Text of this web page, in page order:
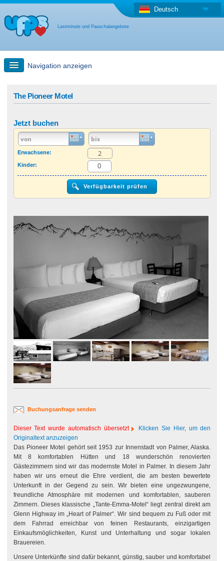
Lastminute und Pauschalangebote
Deutsch
Navigation anzeigen
Last Minute Angebot + Pauschalangebot
Anderes Land
The Pioneer Motel
Jetzt buchen
Erwachsene:
Kinder:
Buchungsanfrage senden
Dieser Text wurde automatisch übersetzt
Klicken Sie Hier, um den
Originaltext anzuzeigen
Das Pioneer Motel gehört seit 1953 zur Innenstadt von Palmer, Alaska.
Mit 8 komfortablen Hütten und 18 wunderschön renovierten
Gästezimmern sind wir das modernste Motel in Palmer. In diesem Jahr
haben wir uns erneut die Ehre verdient, die am besten bewertete
Unterkunft in der Gegend zu sein. Wir bieten eine ungezwungene,
freundliche Atmosphäre mit modernen und komfortablen, sauberen
Zimmern. Dieses klassische „Tante-Emma-Motel“ liegt zentral direkt am
Glenn Highway im „Heart of Palmer“. Wir sind bequem zu Fuß oder mit
dem Fahrrad erreichbar von feinen Restaurants, einzigartigen
Einkaufsmöglichkeiten, Kunst und Unterhaltung und sogar lokalen
Brauereien.
Unsere Unterkünfte sind dafür bekannt, günstig, sauber und komfortabel